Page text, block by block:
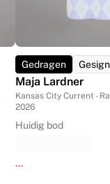
Gedragen
Maja Lardner
Kansas City Current -
2026
Huidig bod
...